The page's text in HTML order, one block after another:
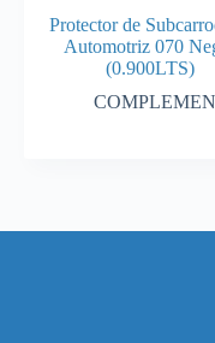
Protector de
Automotriz 070
(0.900LTS)